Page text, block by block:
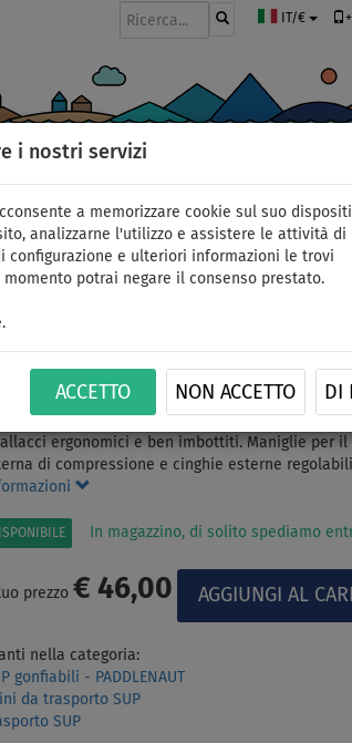
i nostri servizi
a memorizzare cookie sul suo
analizzarne l'utilizzo e assistere le attività di
configurazione e ulteriori informazioni le trovi
potrai negare il consenso prestato.
ACCETTO NON ACCETTO DI
IT/€
di trasporto
12351392327
robusto con zip per il trasporto del SUP
ergonomici e ben imbottiti. Maniglie per
di compressione e cinghie esterne
In magazzino, di solito spediamo
prezzo € 46,00
nella categoria:
gonfiabili - PADDLENAUT
da trasporto SUP
SUP